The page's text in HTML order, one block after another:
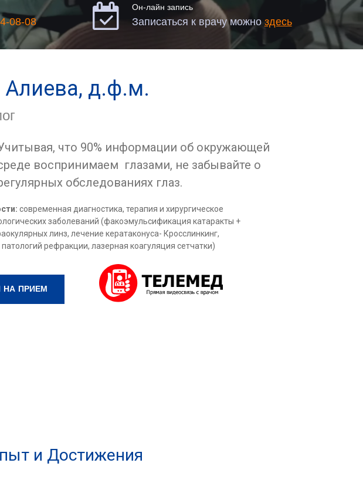
08-08  Он-лайн запись
Записаться к врачу можно здесь
Алиева, д.ф.м.
что 90% информации об окружающей
воспринимаем глазами, не забывайте о
обследованиях глаз.
современная диагностика, терапия и хирургическое
заболеваний (факоэмульсификация катаракты +
линз, лечение кератаконуса- Кросслинкинг,
рефракции, лазерная коагуляция сетчатки)
НА ПРИЕМ
и Достижения